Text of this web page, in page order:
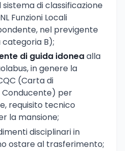
sistema di classificazione
Funzioni Locali
nel previgente
B);
di guida idoneaalla
in genere la
(Carta di
Conducente) per
requisito tecnico
la mansione;
disciplinari in
ostare al trasferimento;